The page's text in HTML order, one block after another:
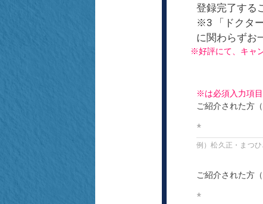
登録完了する
※3 「ドクタ
に関わらずお
※好評にて、キャ
※は必須入力項目
ご紹介された方
例）松久正・まつひ
ご紹介された方